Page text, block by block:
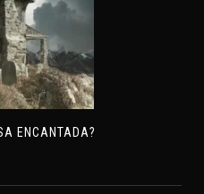
ENCANTADA?